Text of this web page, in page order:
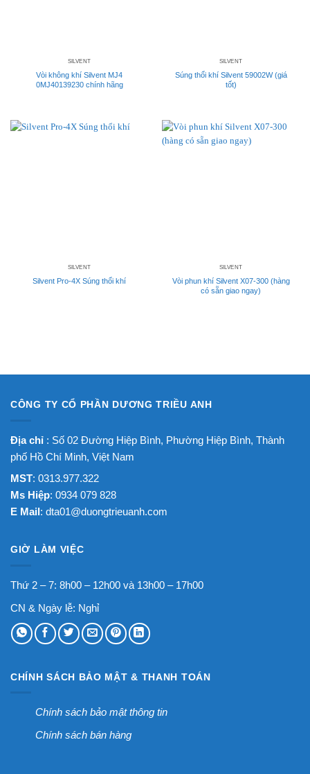
SILVENT
Vòi không khí Silvent MJ4
0MJ40139230 chính hãng
SILVENT
Súng thổi khí Silvent 59002W (giá
tốt)
SILVENT
Silvent Pro-4X Súng thổi khí
SILVENT
Vòi phun khí Silvent X07-300 (hàng
có sẵn giao ngay)
CÔNG TY CỔ PHẦN DƯƠNG TRIỀU ANH
Địa chỉ : Số 02 Đường Hiệp Bình, Phường Hiệp Bình, Thành
phố Hồ Chí Minh, Việt Nam
MST: 0313.977.322
Ms Hiệp: 0934 079 828
E Mail: dta01@duongtrieuanh.com
GIỜ LÀM VIỆC
Thứ 2 – 7: 8h00 – 12h00 và 13h00 – 17h00
CN & Ngày lễ: Nghỉ
CHÍNH SÁCH BẢO MẬT & THANH TOÁN
Chính sách bảo mật thông tin
Chính sách bán hàng